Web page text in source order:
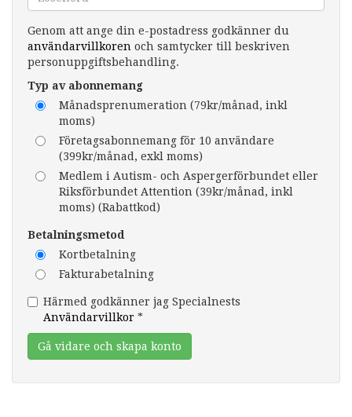
Genom att ange din e-postadress godkänner du
användarvillkoren och samtycker till beskriven
personuppgiftsbehandling.
Typ av abonnemang
Månadsprenumeration (79kr/månad, inkl
moms)
Företagsabonnemang för 10 användare
(399kr/månad, exkl moms)
Medlem i Autism- och Aspergerförbundet eller
Riksförbundet Attention (39kr/månad, inkl
moms) (Rabattkod)
Betalningsmetod
Kortbetalning
Fakturabetalning
Härmed godkänner jag Specialnests
Användarvillkor *
Gå vidare och skapa konto